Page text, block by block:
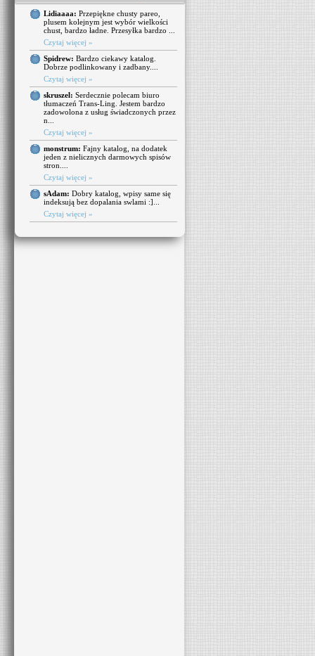
Lidiaaaa: Przepiękne chusty pareo,
plusem kolejnym jest wybór wielkości
chust, bardzo ładne. Przesyłka bardzo ...
Czytaj więcej »
Spidrew: Bardzo ciekawy katalog.
Dobrze podlinkowany i zadbany....
Czytaj więcej »
skruszel: Serdecznie polecam biuro
tłumaczeń Trans-Ling. Jestem bardzo
zadowolona z usług świadczonych przez
n...
Czytaj więcej »
monstrum: Fajny katalog, na dodatek
jeden z nielicznych darmowych spisów
stron....
Czytaj więcej »
sAdam: Dobry katalog, wpisy same się
indeksują bez dopalania swlami :]...
Czytaj więcej »